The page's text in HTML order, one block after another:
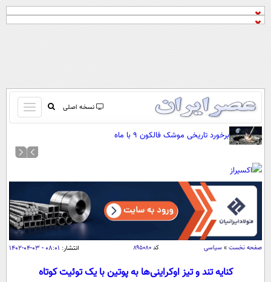
نسخه اصلی
باز
و
کردن
صفحه اول
جستجو
آب و هوا
پیوند ها
سیاسی
برخورد تاریخی موشک فالکون ۹ با ماه
صفحه نخست » سیاسی کد ۸۹۵۰۸۰ انتشار: ۰۸:۰۱ - ۰۳-۰۴-۱۴۰۲
کنایه تند و تیز اوکراینی‌ها به پوتین با یک توئیت کوتاه